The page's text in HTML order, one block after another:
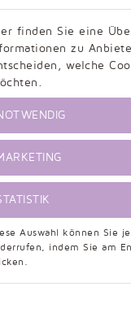
beliebt. Heute
finden Sie eine
zu
welche
Auswahl können Sie
indem Sie am